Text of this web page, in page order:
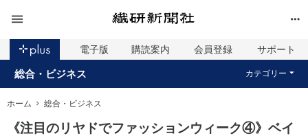
電子版 購読案内 会員登録 サポート
総合・ビジネス カテゴリー
ホーム 総合・ビジネス
《注目のリヤドでファッションウィーク④》ベイ